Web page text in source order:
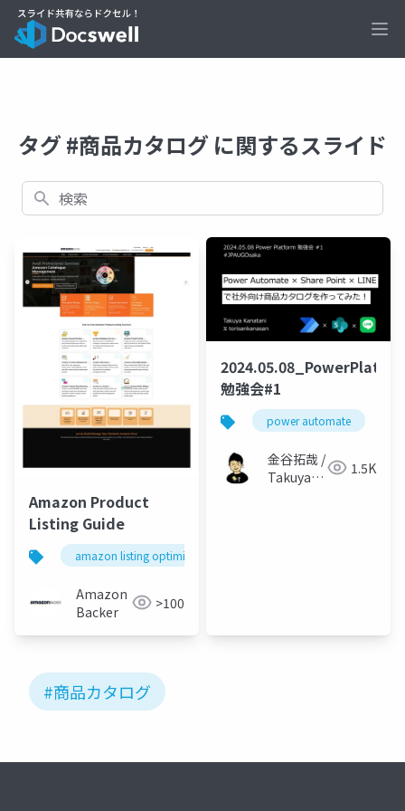
タグ #商品カタログ に関するスライド
検索
Amazon Product
Listing Guide
amazon listing optimization
Amazon
Backer
>100
勉強会#1
power automate
金谷拓哉 /
Takuya
1.5K
#商品カタログ